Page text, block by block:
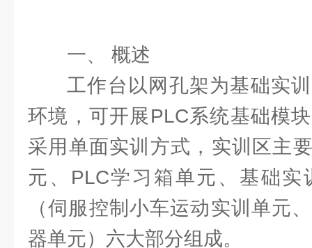
一、 概述
工作台以网孔架为基础实
环境，可开展PLC系统基础模
采用单面实训方式，实训区主
元、PLC学习箱单元、基础
（伺服控制小车运动实训单元
器单元）六大部分组成。